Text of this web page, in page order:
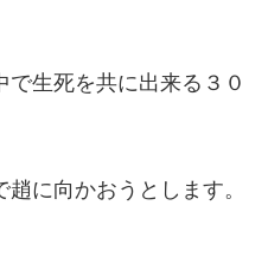
生死を共に出来る３０
に向かおうとします。